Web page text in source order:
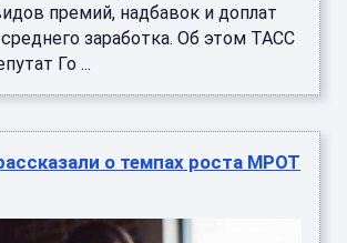
премий, надбавок и доплат
заработка. Об этом ТАСС
Го ...
о темпах роста МРОТ